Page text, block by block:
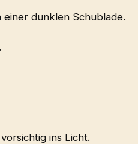
einer dunklen Schublade.
ins Licht.